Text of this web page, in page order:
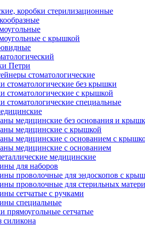
коробки стерилизационные
с крышкой
Петри
стоматологические
стоматологические без крышки
стоматологические с крышкой
стоматологические специальные
медицинские без основания и
медицинские с крышкой
медицинские с основанием с
медицинские с основанием
медицинские
для наборов
проволочные для эндоскопов с
проволочные для стерильных
сетчатые с ручками
специальные
прямоугольные сетчатые
силикона